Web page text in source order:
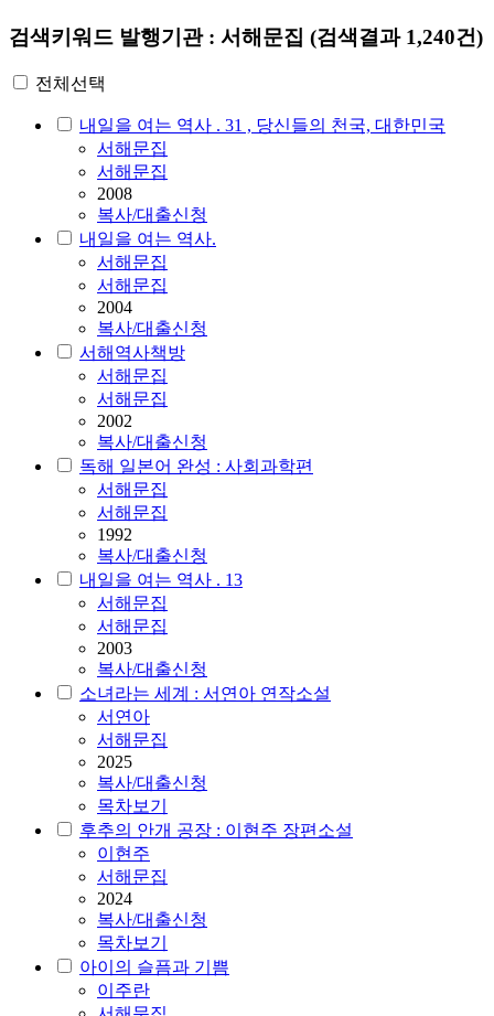
검색키워드 발행기관 : 서해문집 (검색결과 1,240건)
전체선택
내일을 여는 역사 . 31 , 당신들의 천국, 대한민국
서해문집
서해문집
2008
복사/대출신청
내일을 여는 역사.
서해문집
서해문집
2004
복사/대출신청
서해역사책방
서해문집
서해문집
2002
복사/대출신청
독해 일본어 완성 : 사회과학편
서해문집
서해문집
1992
복사/대출신청
내일을 여는 역사 . 13
서해문집
서해문집
2003
복사/대출신청
소녀라는 세계 : 서연아 연작소설
서연아
서해문집
2025
복사/대출신청
목차보기
후추의 안개 공장 : 이현주 장편소설
이현주
서해문집
2024
복사/대출신청
목차보기
아이의 슬픔과 기쁨
이주란